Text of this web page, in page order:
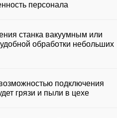
персонала
станка вакуумным или
обработки небольших
подключения
грязи и пыли в цехе